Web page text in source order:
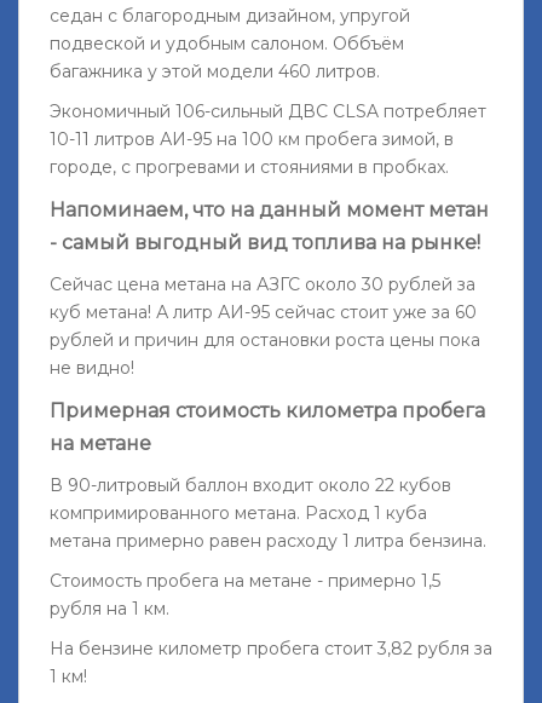
седан с благородным дизайном, упругой
подвеской и удобным салоном. Оббъём
багажника у этой модели 460 литров.
Экономичный 106-сильный ДВС CLSA потребляет
10-11 литров АИ-95 на 100 км пробега зимой, в
городе, с прогревами и стояниями в пробках.
Напоминаем, что на данный момент метан
- самый выгодный вид топлива на рынке!
Сейчас цена метана на АЗГС около 30 рублей за
куб метана! А литр АИ-95 сейчас стоит уже за 60
рублей и причин для остановки роста цены пока
не видно!
Примерная стоимость километра пробега
на метане
В 90-литровый баллон входит около 22 кубов
компримированного метана. Расход 1 куба
метана примерно равен расходу 1 литра бензина.
Стоимость пробега на метане - примерно 1,5
рубля на 1 км.
На бензине километр пробега стоит 3,82 рубля за
1 км!